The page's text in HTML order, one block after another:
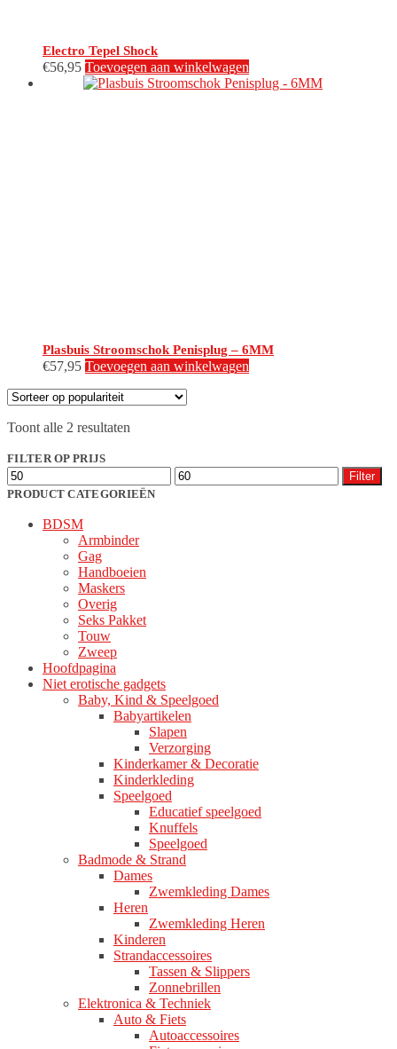
Electro Tepel Shock
€56,95 Toevoegen aan winkelwagen
Plasbuis Stroomschok Penisplug – 6MM
€57,95 Toevoegen aan winkelwagen
Toont alle 2 resultaten
FILTER OP PRIJS
Min.
prijs
Max.
prijs
Filter
PRODUCT CATEGORIEËN
BDSM
Armbinder
Gag
Handboeien
Maskers
Overig
Seks Pakket
Touw
Zweep
Hoofdpagina
Niet erotische gadgets
Baby, Kind & Speelgoed
Babyartikelen
Slapen
Verzorging
Kinderkamer & Decoratie
Kinderkleding
Speelgoed
Educatief speelgoed
Knuffels
Speelgoed
Badmode & Strand
Dames
Zwemkleding Dames
Heren
Zwemkleding Heren
Kinderen
Strandaccessoires
Tassen & Slippers
Zonnebrillen
Elektronica & Techniek
Auto & Fiets
Autoaccessoires